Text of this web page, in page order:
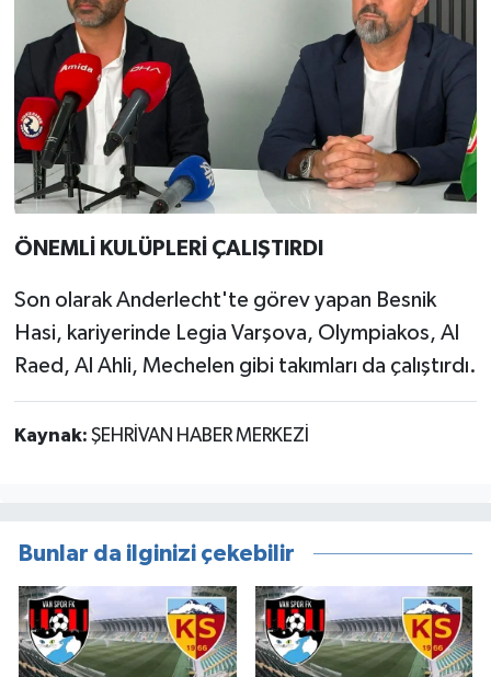
ÖNEMLİ KULÜPLERİ ÇALIŞTIRDI
Son olarak Anderlecht'te görev yapan Besnik
Hasi, kariyerinde Legia Varşova, Olympiakos, Al
Raed, Al Ahli, Mechelen gibi takımları da çalıştırdı.
Kaynak: ŞEHRİVAN HABER MERKEZİ
Bunlar da ilginizi çekebilir